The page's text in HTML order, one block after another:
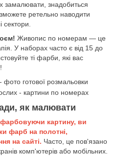
замалювати, знадобиться
зможете ретельно наводити
сектори.
Живопис по номерам — це
У наборах часто є від 15 до
ті фарби, які вас
як малювати
картину, ви
фарб на полотні,
на сайті. Часто, це пов'язано
комп'ютерів або мобільних.